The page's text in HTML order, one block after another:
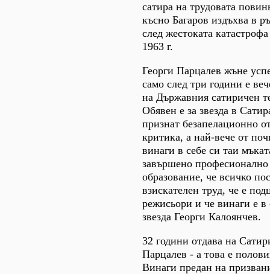
сатира на трудовата
късно Багаров издъхва в
след жестоката
1963 г.
Георги Парцалев жъне
само след три години е
на Държавния сатиричен
Обявен е за звезда в
признат безапелационно
критика, а най-вече от
винаги в себе си таи
завършено професионално
образование, че всичко
взискателен труд, че е
режисьори и че винаги е в
звезда Георги Калоянчев.
32 години отдава на
Парцалев - а това е
Винаги предан на